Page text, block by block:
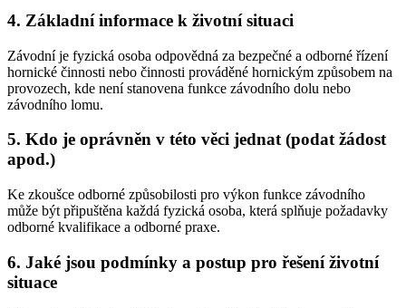
4. Základní informace k životní situaci
Závodní je fyzická osoba odpovědná za bezpečné a odborné řízení
hornické činnosti nebo činnosti prováděné hornickým způsobem na
provozech, kde není stanovena funkce závodního dolu nebo
závodního lomu.
5. Kdo je oprávněn v této věci jednat (podat žádost
apod.)
Ke zkoušce odborné způsobilosti pro výkon funkce závodního
může být připuštěna každá fyzická osoba, která splňuje požadavky
odborné kvalifikace a odborné praxe.
6. Jaké jsou podmínky a postup pro řešení životní
situace